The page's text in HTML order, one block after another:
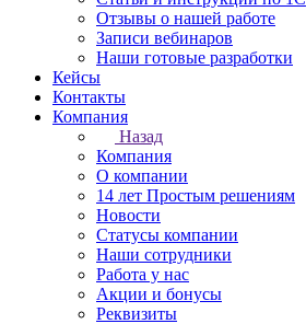
Отзывы о нашей работе
Записи вебинаров
Наши готовые разработки
Кейсы
Контакты
Компания
Назад
Компания
О компании
14 лет Простым решениям
Новости
Статусы компании
Наши сотрудники
Работа у нас
Акции и бонусы
Реквизиты